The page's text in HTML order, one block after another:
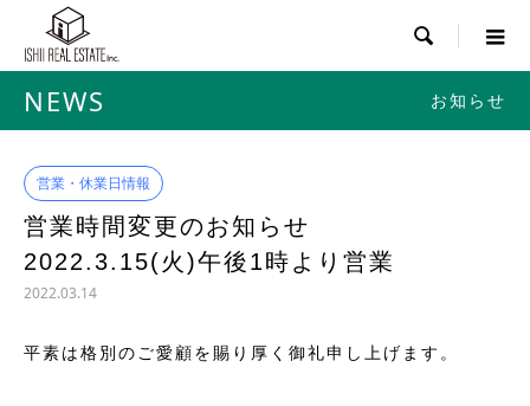

NEWS お知らせ
営業・休業日情報
営業時間変更のお知らせ
2022.3.15(火)午後1時より営業
2022.03.14
平素は格別のご愛顧を賜り厚く御礼申し上げます。